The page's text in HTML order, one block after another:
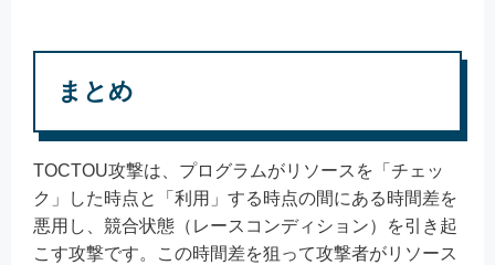
まとめ
TOCTOU攻撃は、プログラムがリソースを「チェッ
ク」した時点と「利用」する時点の間にある時間差を
悪用し、競合状態（レースコンディション）を引き起
こす攻撃です。この時間差を狙って攻撃者がリソース